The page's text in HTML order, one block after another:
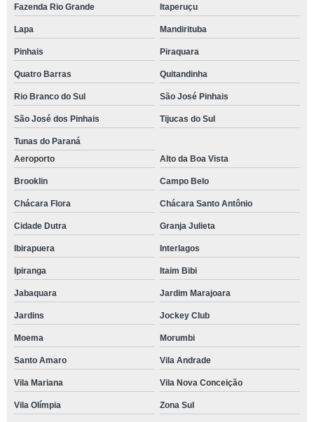
Fazenda Rio Grande Itaperuçu
Lapa Mandirituba
Pinhais Piraquara
Quatro Barras Quitandinha
Rio Branco do Sul São José Pinhais
São José dos Pinhais Tijucas do Sul
Tunas do Paraná
Aeroporto
Alto da Boa Vista
Brooklin Campo Belo
Chácara Flora Chácara Santo Antônio
Cidade Dutra Granja Julieta
Ibirapuera Interlagos
Ipiranga Itaim Bibi
Jabaquara Jardim Marajoara
Jardins Jockey Club
Moema Morumbi
Santo Amaro Vila Andrade
Vila Mariana Vila Nova Conceição
Vila Olímpia Zona Sul